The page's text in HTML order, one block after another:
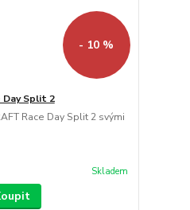
- 10 %
Day Split 2
Race Day Split 2 svými
Skladem